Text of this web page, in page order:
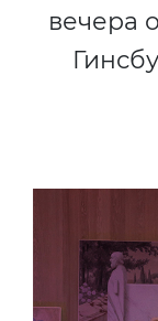
вечера